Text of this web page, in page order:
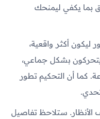
بما يكفي ليمنحك
ليكون أكثر واقعية،
بشكل جماعي،
كما أن التحكيم تطور
الأنظار. ستلاحظ تفاصيل